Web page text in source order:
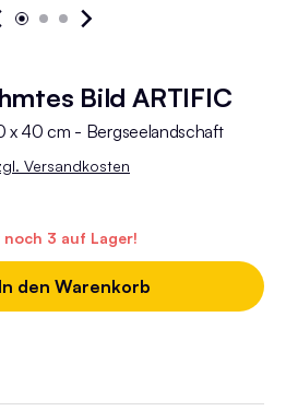
Bild ARTIFIC
x 40 cm - Bergseelandschaft
Versandkosten
3 auf Lager!
In den Warenkorb